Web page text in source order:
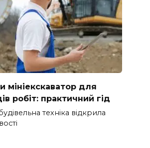
мініекскаватор для
робіт: практичний гід
техніка відкрила